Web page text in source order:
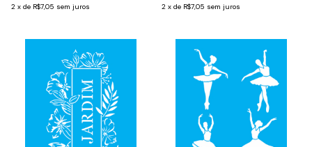
2 x de R$7,05 sem juros 2 x de R$7,05 sem juros